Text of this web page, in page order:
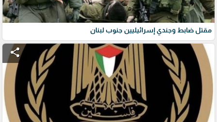
مقتل ضابط وجندي إسرائيليين جنوب لبنان
share